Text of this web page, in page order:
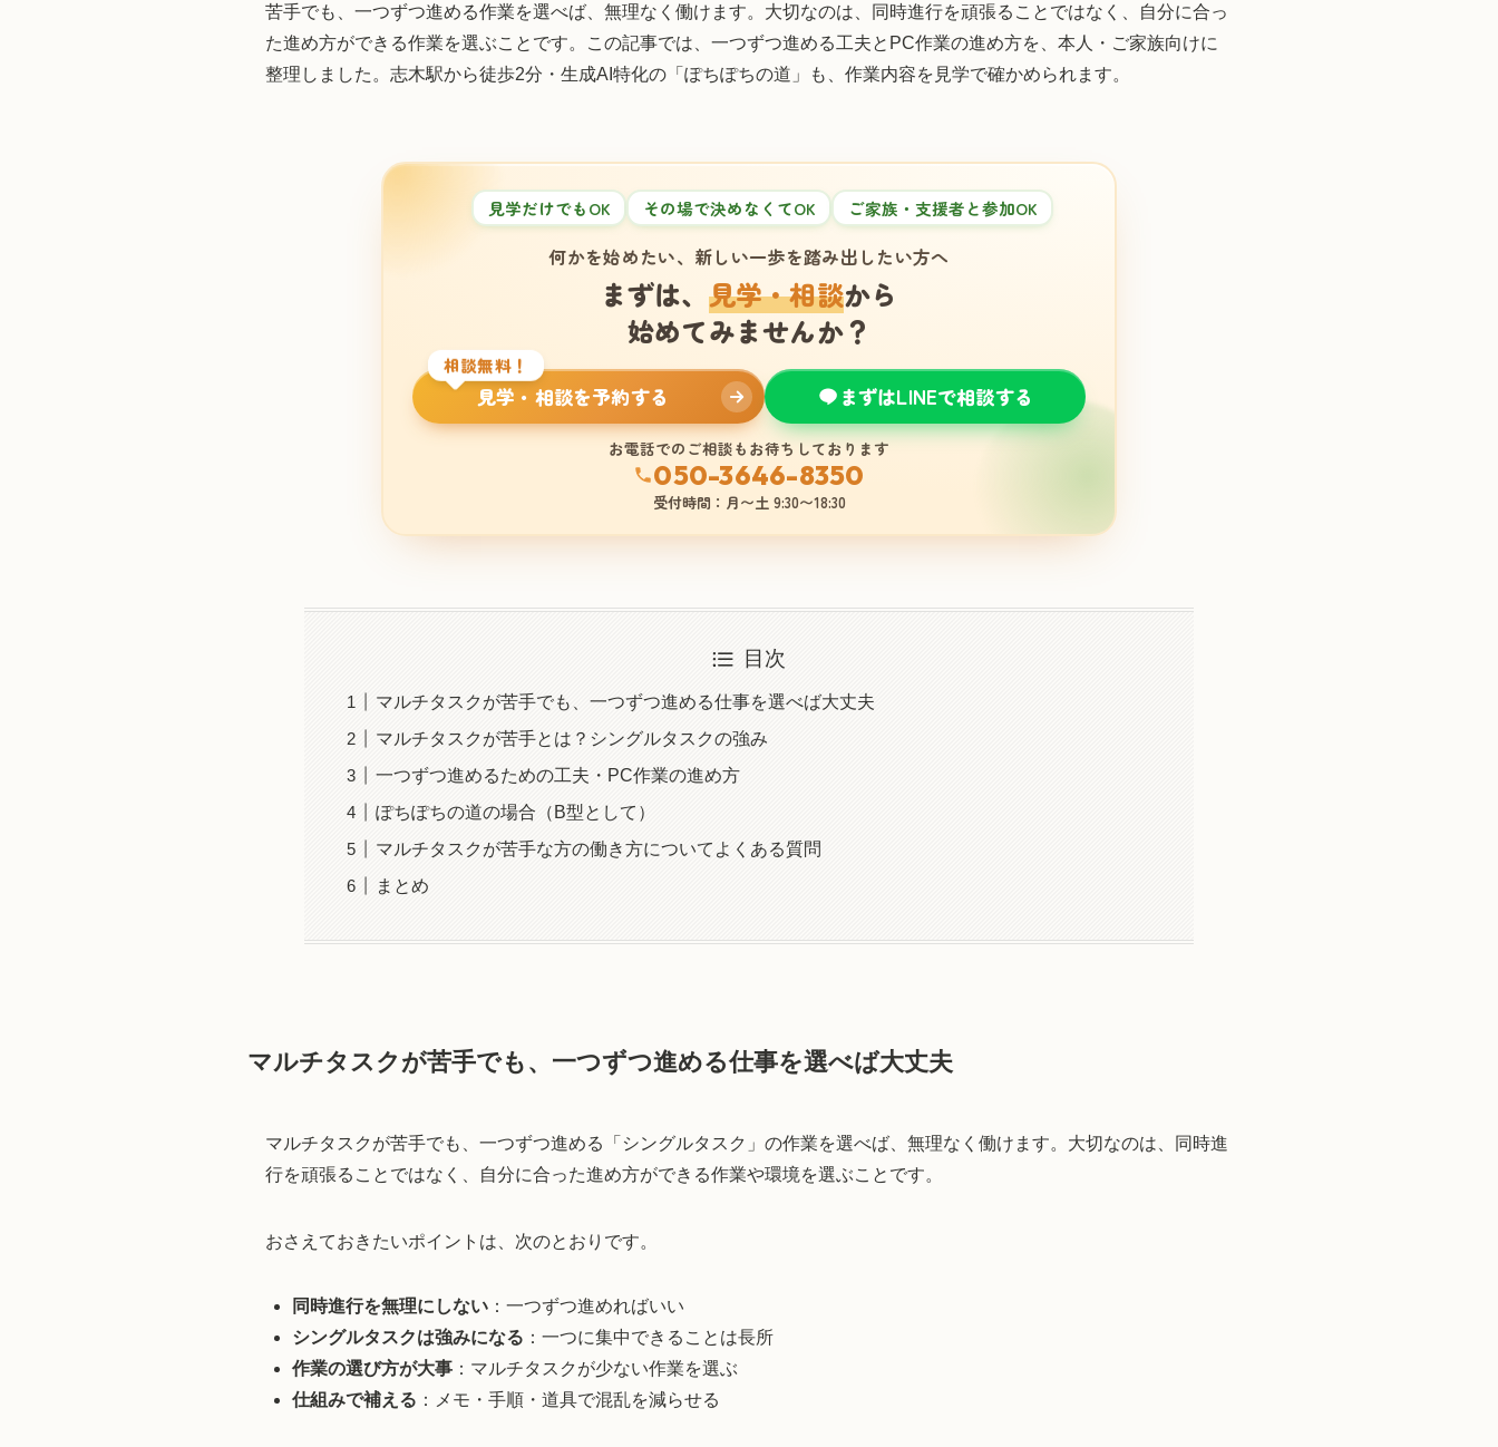
苦手でも、一つずつ進める作業を選べば、無理なく働けます。大切なのは、同時進行を頑張ることではなく、自分に合っ
た進め方ができる作業を選ぶことです。この記事では、一つずつ進める工夫とPC作業の進め方を、本人・ご家族向けに
整理しました。志木駅から徒歩2分・生成AI特化の「ぽちぽちの道」も、作業内容を見学で確かめられます。
見学だけでもOK その場で決めなくてOK ご家族・支援者と参加OK
何かを始めたい、新しい一歩を踏み出したい方へ
まずは、 見学・相談から
始めてみませんか？
相談無料！
見学・相談を予約する まずはLINEで相談する
お電話でのご相談もお待ちしております
050-3646-8350
受付時間：月〜土 9:30〜18:30
目次
マルチタスクが苦手でも、一つずつ進める仕事を選べば大丈夫
マルチタスクが苦手とは？シングルタスクの強み
一つずつ進めるための工夫・PC作業の進め方
ぽちぽちの道の場合（B型として）
マルチタスクが苦手な方の働き方についてよくある質問
まとめ
マルチタスクが苦手でも、一つずつ進める仕事を選べば大丈夫
マルチタスクが苦手でも、一つずつ進める「シングルタスク」の作業を選べば、無理なく働けます。大切なのは、同時進
行を頑張ることではなく、自分に合った進め方ができる作業や環境を選ぶことです。
おさえておきたいポイントは、次のとおりです。
同時進行を無理にしない ：一つずつ進めればいい
シングルタスクは強みになる ：一つに集中できることは長所
作業の選び方が大事 ：マルチタスクが少ない作業を選ぶ
仕組みで補える ：メモ・手順・道具で混乱を減らせる